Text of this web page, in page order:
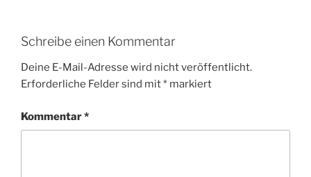
Schreibe einen Kommentar
Deine E-Mail-Adresse wird nicht veröffentlicht.
Erforderliche Felder sind mit* markiert
Kommentar*